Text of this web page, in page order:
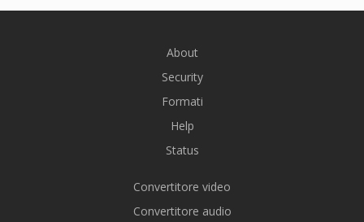
About
Security
Formati
Help
Status
Convertitore video
Convertitore audio